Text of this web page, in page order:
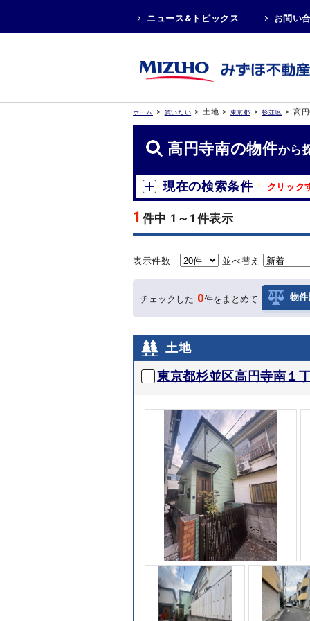
ニュース&トピックス お問い
ホーム > 買いたい > 土地 > 東京都 > 杉並区 > 高
高円寺南の物件から
現在の検索条件 クリック
1 件中 1～1件表示
表示件数 並べ替え
チェックした 0件をまとめて 物件
土地
東京都杉並区高円寺南１